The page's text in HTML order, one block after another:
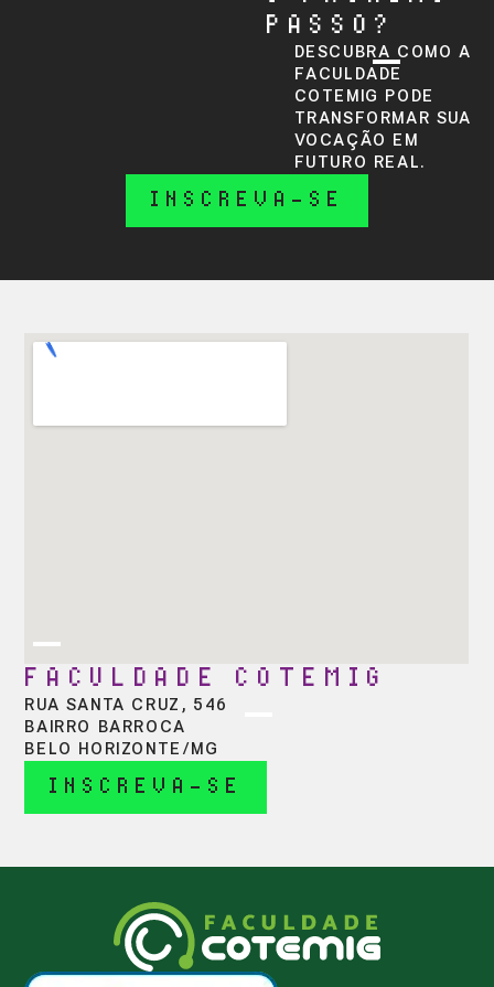
PASSO?
DESCUBRA COMO A
FACULDADE
COTEMIG PODE
TRANSFORMAR SUA
VOCAÇÃO EM
FUTURO REAL.
INSCREVA-SE
FACULDADE COTEMIG
RUA SANTA CRUZ, 546
BAIRRO BARROCA
BELO HORIZONTE/MG
INSCREVA-SE